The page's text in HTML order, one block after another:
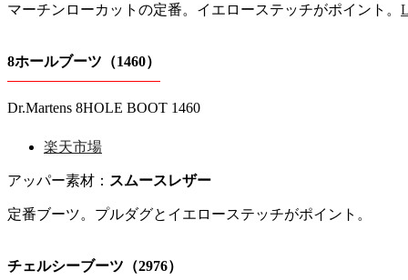
マーチンローカットの定番。イエローステッチがポイント。
8ホールブーツ（1460）
Dr.Martens 8HOLE BOOT 1460
楽天市場
アッパー素材： スムースレザー
定番ブーツ。プルダグとイエローステッチがポイント。
チェルシーブーツ（2976）